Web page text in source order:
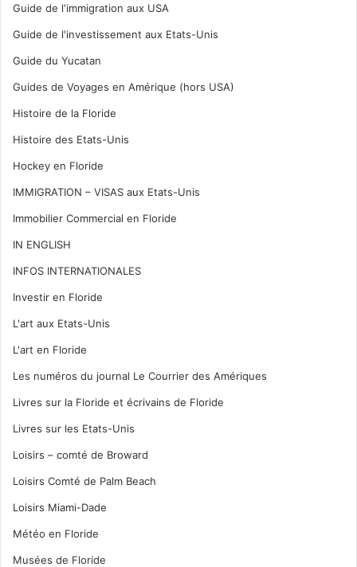
Guide de l'immigration aux USA
Guide de l'investissement aux Etats-Unis
Guide du Yucatan
Guides de Voyages en Amérique (hors USA)
Histoire de la Floride
Histoire des Etats-Unis
Hockey en Floride
IMMIGRATION – VISAS aux Etats-Unis
Immobilier Commercial en Floride
IN ENGLISH
INFOS INTERNATIONALES
Investir en Floride
L'art aux Etats-Unis
L'art en Floride
Les numéros du journal Le Courrier des Amériques
Livres sur la Floride et écrivains de Floride
Livres sur les Etats-Unis
Loisirs – comté de Broward
Loisirs Comté de Palm Beach
Loisirs Miami-Dade
Météo en Floride
Musées de Floride